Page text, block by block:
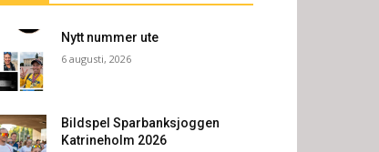
Nytt nummer ute
6 augusti, 2026
Bildspel Sparbanksjoggen
Katrineholm 2026